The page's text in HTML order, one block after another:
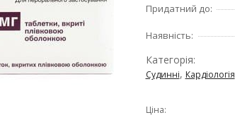
Придатний до:
Наявність:
Категорія:
Судинні, Кардіологія
Ціна: